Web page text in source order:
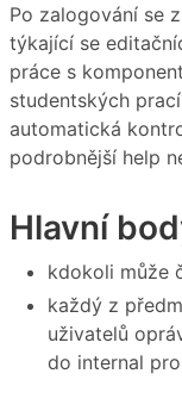
Po zalogování se
týkající se
práce s
studentských
automatická
podrobnější help
Hlavní
kdokoli může
každý z
uživatelů
do internal